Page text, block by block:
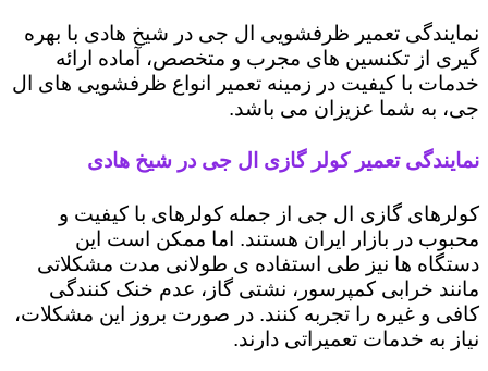
نمایندگی تعمیر ظرفشویی ال جی در شیخ هادی با بهره
گیری از تکنسین های مجرب و متخصص، آماده ارائه
خدمات با کیفیت در زمینه تعمیر انواع ظرفشویی های ال
جی، به شما عزیزان می باشد.
نمایندگی تعمیر کولر گازی ال جی در شیخ هادی
کولرهای گازی ال جی از جمله کولرهای با کیفیت و
محبوب در بازار ایران هستند. اما ممکن است این
دستگاه ها نیز طی استفاده ی طولانی مدت مشکلاتی
مانند خرابی کمپرسور، نشتی گاز، عدم خنک کنندگی
کافی و غیره را تجربه کنند. در صورت بروز این مشکلات،
نیاز به خدمات تعمیراتی دارند.